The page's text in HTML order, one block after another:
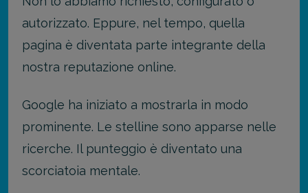
autorizzato. Eppure, nel tempo, quella
pagina è diventata parte integrante della
nostra reputazione online.
Google ha iniziato a mostrarla in modo
prominente. Le stelline sono apparse nelle
ricerche. Il punteggio è diventato una
scorciatoia mentale.